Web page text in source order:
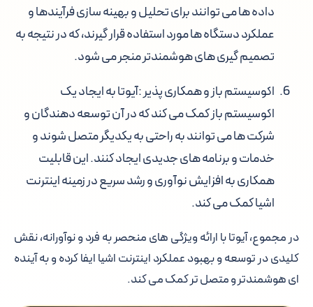
داده ها می توانند برای تحلیل و بهینه سازی فرآیندها و
عملکرد دستگاه ها مورد استفاده قرار گیرند، که در نتیجه به
تصمیم گیری های هوشمندتر منجر می شود.
اکوسیستم باز و همکاری پذیر:آیوتا به ایجاد یک
اکوسیستم باز کمک می کند که در آن توسعه دهندگان و
شرکت ها می توانند به راحتی به یکدیگر متصل شوند و
خدمات و برنامه های جدیدی ایجاد کنند. این قابلیت
همکاری به افزایش نوآوری و رشد سریع در زمینه اینترنت
اشیا کمک می کند.
در مجموع، آیوتا با ارائه ویژگی های منحصر به فرد و نوآورانه، نقش
کلیدی در توسعه و بهبود عملکرد اینترنت اشیا ایفا کرده و به آینده
ای هوشمندتر و متصل تر کمک می کند.